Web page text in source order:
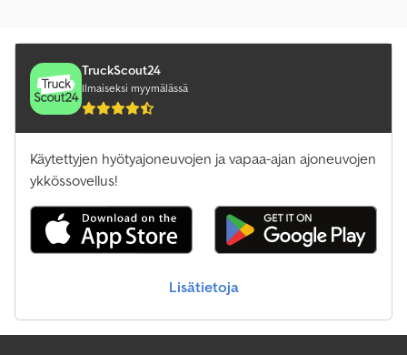
TruckScout24
Ilmaiseksi myymälässä
Käytettyjen hyötyajoneuvojen ja vapaa-ajan ajoneuvojen
ykkössovellus!
Lisätietoja